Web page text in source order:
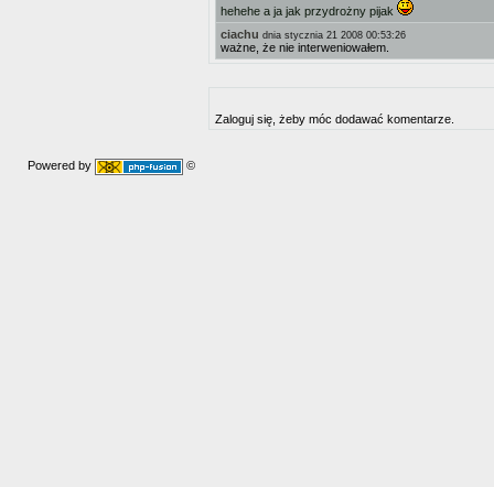
hehehe a ja jak przydrożny pijak
ciachu dnia stycznia 21 2008 00:53:26
ważne, że nie interweniowałem.
Zaloguj się, żeby móc dodawać komentarze.
Powered by ©